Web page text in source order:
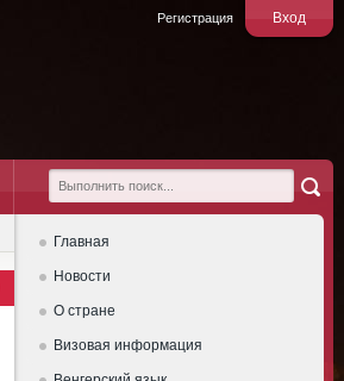
Вход
Регистрация
Главная
Новости
О стране
Визовая информация